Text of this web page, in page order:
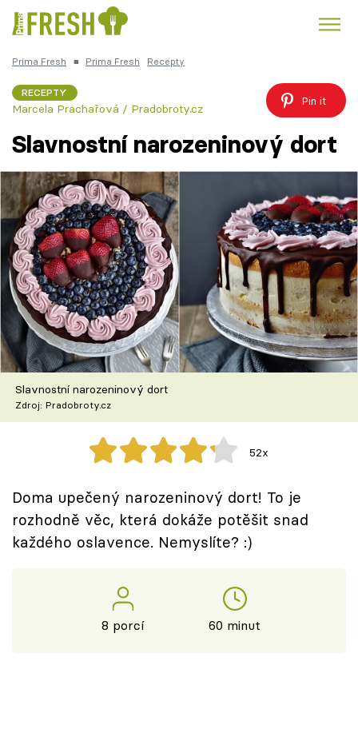
Česká kuchyně Čokoláda
Témata
Recepty
Články
TV Program
Škola vaření
Recepty z TV
Speciál: Cuketa
Těhotnej kuchař
Sledujte prima+
Prima Fresh ■ Prima Fresh Recepty
RECEPTY
Marcela Prachařová / Pradobroty.cz
Pin it
Slavnostní narozeninový dort
Slavnostní narozeninový dort
Zdroj: Pradobroty.cz
52x
Doma upečený narozeninový dort! To je
rozhodně věc, která dokáže potěšit snad
každého oslavence. Nemyslíte? :)
8 porcí 60 minut